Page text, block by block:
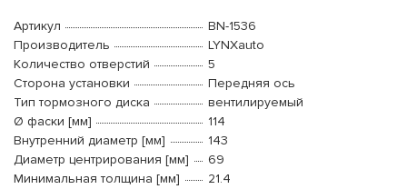
Артикул
BN-1536
Производитель
LYNXauto
Количество отверстий
5
Сторона установки
Передняя ось
Тип тормозного диска
вентилируемый
Ø фаски [мм]
114
Внутренний диаметр [мм]
143
Диаметр центрирования [мм]
69
Минимальная толщина [мм]
21.4